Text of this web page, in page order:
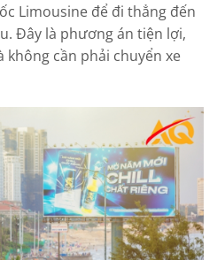
Limousine để đi thẳng đến
Đây là phương án tiện lợi,
cần phải chuyển xe